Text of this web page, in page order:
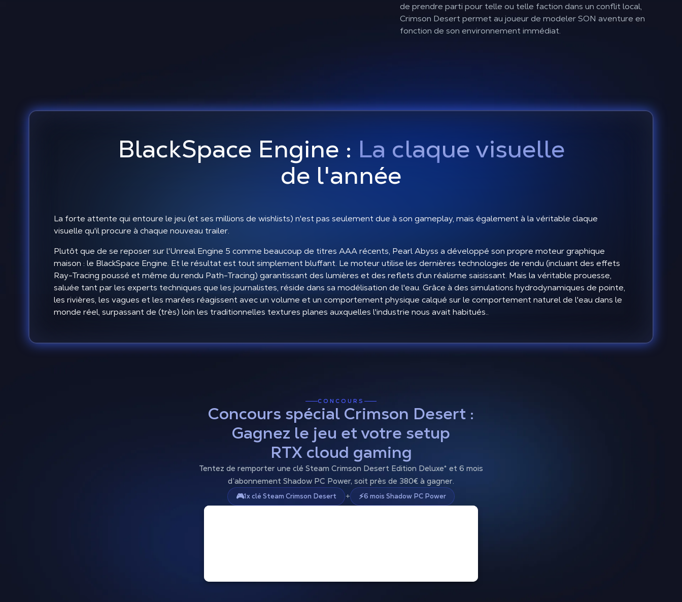
de prendre parti pour telle ou telle faction dans un conflit local,
Crimson Desert permet au joueur de modeler SON aventure en
fonction de son environnement immédiat.
BlackSpace Engine : La claque visuelle
de l'année
La forte attente qui entoure le jeu (et ses millions de wishlists) n'est pas seulement due à son gameplay, mais également à la véritable claque
visuelle qu'il procure à chaque nouveau trailer.
Plutôt que de se reposer sur l'Unreal Engine 5 comme beaucoup de titres AAA récents, Pearl Abyss a développé son propre moteur graphique
maison : le BlackSpace Engine. Et le résultat est tout simplement bluffant. Le moteur utilise les dernières technologies de rendu (incluant des effets
Ray-Tracing poussé et même du rendu Path-Tracing) garantissant des lumières et des reflets d'un réalisme saisissant. Mais la véritable prouesse,
saluée tant par les experts techniques que les journalistes, réside dans sa modélisation de l'eau. Grâce à des simulations hydrodynamiques de pointe,
les rivières, les vagues et les marées réagissent avec un volume et un comportement physique calqué sur le comportement naturel de l'eau dans le
monde réel, surpassant de (très) loin les traditionnelles textures planes auxquelles l'industrie nous avait habitués..
CONCOURS
Concours spécial Crimson Desert :
Gagnez le jeu et votre setup
RTX cloud gaming
Tentez de remporter une clé Steam Crimson Desert Edition Deluxe* et 6 mois
d’abonnement Shadow PC Power, soit près de 380€ à gagner.
🎮1x clé Steam Crimson Desert + ⚡6 mois Shadow PC Power